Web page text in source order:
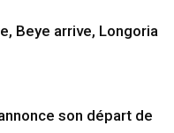
Beye arrive, Longoria
son départ de